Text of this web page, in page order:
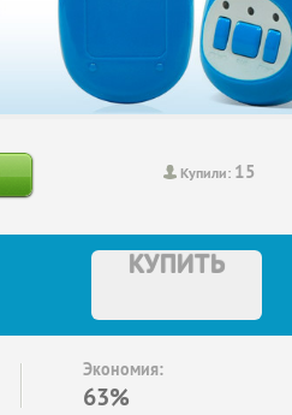
Купили: 15
КУПИТЬ
Экономия:
63%